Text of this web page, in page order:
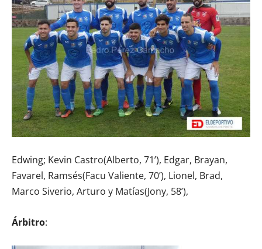
Edwing; Kevin Castro(Alberto, 71’), Edgar, Brayan,
Favarel, Ramsés(Facu Valiente, 70’), Lionel, Brad,
Marco Siverio, Arturo y Matías(Jony, 58’),
Árbitro: